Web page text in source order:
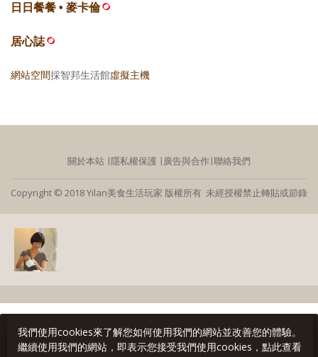
日日餐餐 • 麥卡倫
居心誌
網站空間採智邦生活館虛擬主機
關於本站 ∣隱私權保護 ∣ 廣告與合作∣聯絡我們
Copyright © 2018 Yilan美食生活玩家 版權所有 未經授權禁止轉貼或節錄
我們使用cookies來了解您如何使用我們的網站並改善您的體驗。
繼續使用我們的網站，即表示您接受我們使用cookies，點此查看